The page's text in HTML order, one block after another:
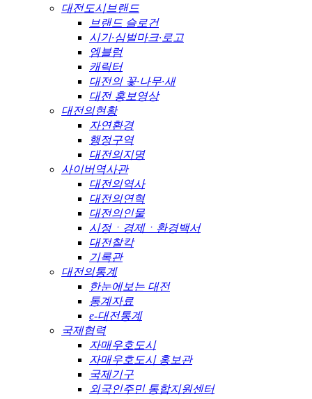
대전도시브랜드
브랜드 슬로건
시기·심벌마크·로고
엠블럼
캐릭터
대전의 꽃·나무·새
대전 홍보영상
대전의현황
자연환경
행정구역
대전의지명
사이버역사관
대전의역사
대전의연혁
대전의인물
시정ㆍ경제ㆍ환경백서
대전찰칵
기록관
대전의통계
한눈에보는 대전
통계자료
e-대전통계
국제협력
자매우호도시
자매우호도시 홍보관
국제기구
외국인주민 통합지원센터